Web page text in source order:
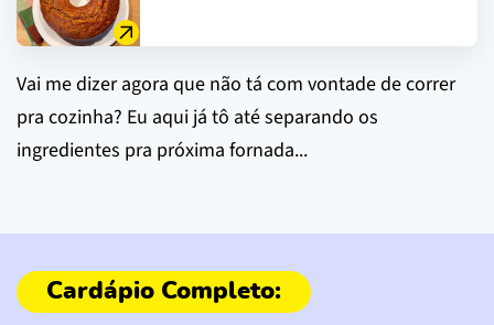
Vai me dizer agora que não tá com vontade de correr
pra cozinha? Eu aqui já tô até separando os
ingredientes pra próxima fornada...